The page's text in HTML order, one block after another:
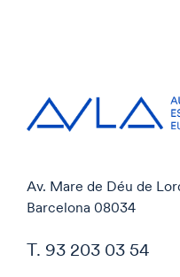
Av. Mare de Déu de
Barcelona 08034
T. 93 203 03 54